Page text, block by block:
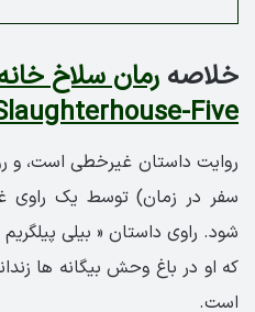
خلاصه رمان سلاخ
Five
روایت داستان غیرخطی است، و
سفر در زمان) توسط یک راوی
شود. راوی داستان « بیلی
که او در باغ وحش بیگانه ها
است.